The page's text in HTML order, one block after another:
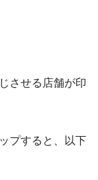
させる店舗が印
プすると、以下